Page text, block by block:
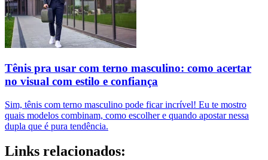
Tênis pra usar com terno masculino: como acertar
no visual com estilo e confiança
Sim, tênis com terno masculino pode ficar incrível! Eu te mostro
quais modelos combinam, como escolher e quando apostar nessa
dupla que é pura tendência.
Links relacionados: